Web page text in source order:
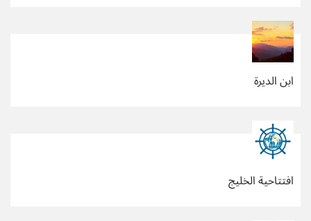
ابن الديرة
افتتاحية الخليج